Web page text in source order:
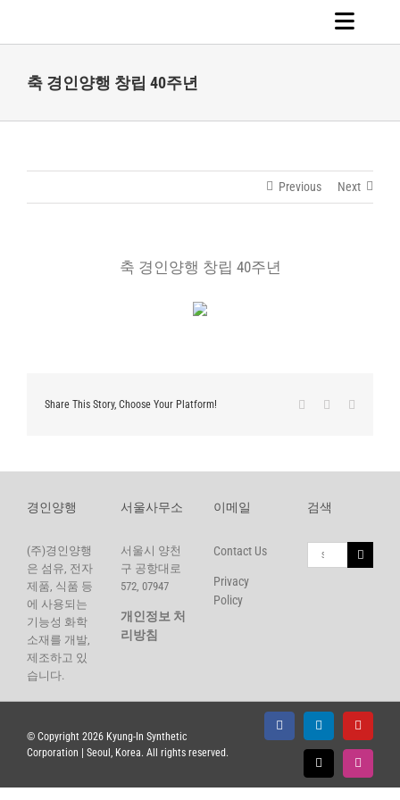
content
Toggle
홈
축 경인양행 창립 40주년
Previous Next
축 경인양행 창립 40주년
Share This Story, Choose Your Platform! Facebook
경인양행
(주)경인양행
은 섬유, 전자
제품, 식품 등
에 사용되는
기능성 화학
소재를 개발,
제조하고 있
습니다.
서울사무소
서울시 양천
구 공항대로
572, 07947
개인정보 처
리방침
이메일
Contact Us
Privacy
Policy
검색
Search
for:
© Copyright 2026 Kyung-In Synthetic
Corporation | Seoul, Korea. All rights reserved.
FacebookLinkedIn
X